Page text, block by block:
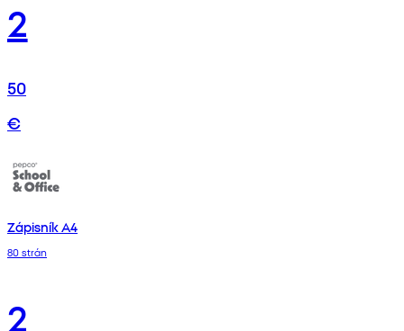
2
50
€
Zápisník A4
80 strán
2